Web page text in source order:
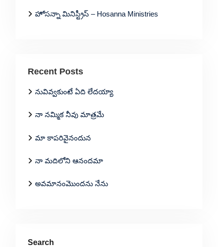
హోసన్నా మినిస్ట్రీస్ – Hosanna Ministries
Recent Posts
నువివ్వకుంటే ఏది లేదయ్యా
నా నమ్మిక నీవు మాత్రమే
మా కాపరివైనందున
నా మదిలోని ఆనందమా
అవమానంమొందను నేను
Search